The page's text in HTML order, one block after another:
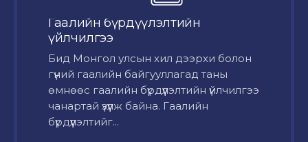
Гаалийн бүрдүүлэлтийн
үйлчилгээ
Бид Монгол улсын хил дээрхи болон
гүний гаалийн байгууллагад таны
өмнөөс гаалийн бүрдүүлэлтийн үйлчилгээ
чанартай үзүүлж байна. Гаалийн
бүрдүүлэлтийг...